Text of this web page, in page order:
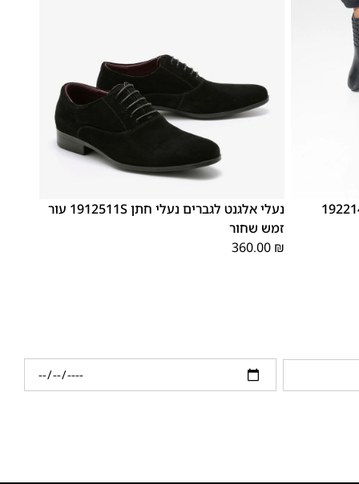
לגברים מידה גדולה 192214
נעלי אלגנט לגברים נעלי חתן 1912511S עור
זמש שחור
360.00 ₪